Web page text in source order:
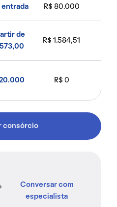
entrada R$ 80.000
de
573,00
R$ 1.584,51
20.000 R$ 0
consórcio
Conversar com
especialista